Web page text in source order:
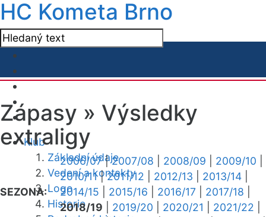
HC Kometa Brno
Klub
Základní údaje
Vedení a kontakty
Logo
Historie
Zápasy » Výsledky
extraligy
SEZONA:
2006/07|2007/08 2008/09 2009/10
2010/11|2011/12 2012/13 2013/14
2014/15
2015/16 2016/17 2017/18
2018/19
2019/20 2020/21 2021/22